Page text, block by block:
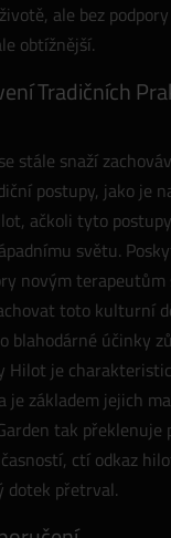
ale bez
obtížnější.
Tradičních
stále snaží
postupy, jako je
ačkoli tyto
světu.
novým terapeutům
toto kulturní
blahodárné účinky
Hilot je
je základem jejich
tak překlenuje
ctí odkaz
dotek přetrval.